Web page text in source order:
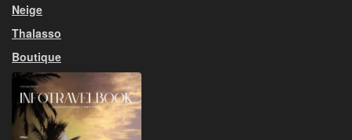
Neige
Thalasso
Boutique